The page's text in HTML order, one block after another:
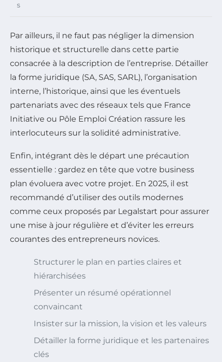
s
Par ailleurs, il ne faut pas négliger la dimension
historique et structurelle dans cette partie
consacrée à la description de l’entreprise. Détailler
la forme juridique (SA, SAS, SARL), l’organisation
interne, l’historique, ainsi que les éventuels
partenariats avec des réseaux tels que France
Initiative ou Pôle Emploi Création rassure les
interlocuteurs sur la solidité administrative.
Enfin, intégrant dès le départ une précaution
essentielle : gardez en tête que votre business
plan évoluera avec votre projet. En 2025, il est
recommandé d’utiliser des outils modernes
comme ceux proposés par Legalstart pour assurer
une mise à jour régulière et d’éviter les erreurs
courantes des entrepreneurs novices.
Structurer le plan en parties claires et
hiérarchisées
Présenter un résumé opérationnel
convaincant
Insister sur la mission, la vision et les valeurs
Détailler la forme juridique et les partenaires
clés